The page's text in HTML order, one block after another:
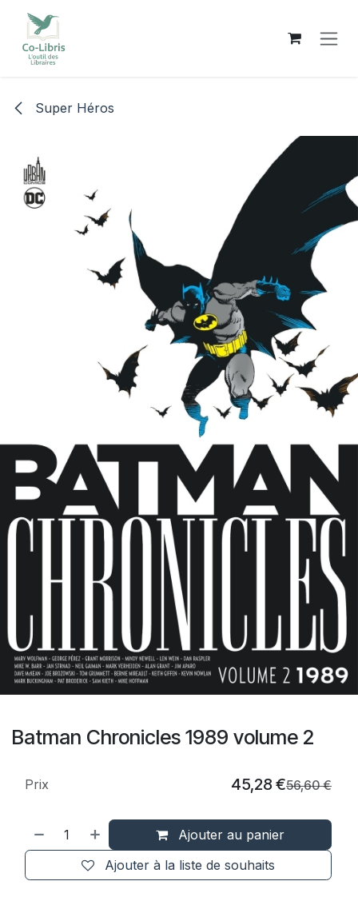
Se rendre au contenu
Super Héros
Batman Chronicles 1989 volume 2
Ajouter au panier
Ajouter à la liste de souhaits
Prix 45,28€56,60€